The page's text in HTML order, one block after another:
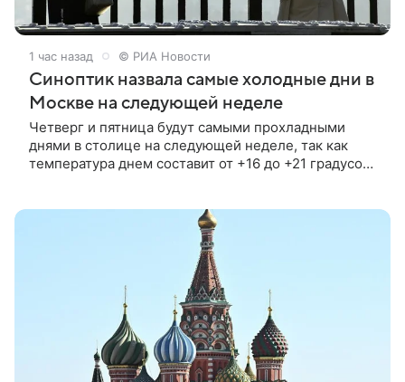
1 час назад © РИА Новости
Синоптик назвала самые холодные дни в
Москве на следующей неделе
Четверг и пятница будут самыми прохладными
днями в столице на следующей неделе, так как
температура днем составит от +16 до +21 градусов,